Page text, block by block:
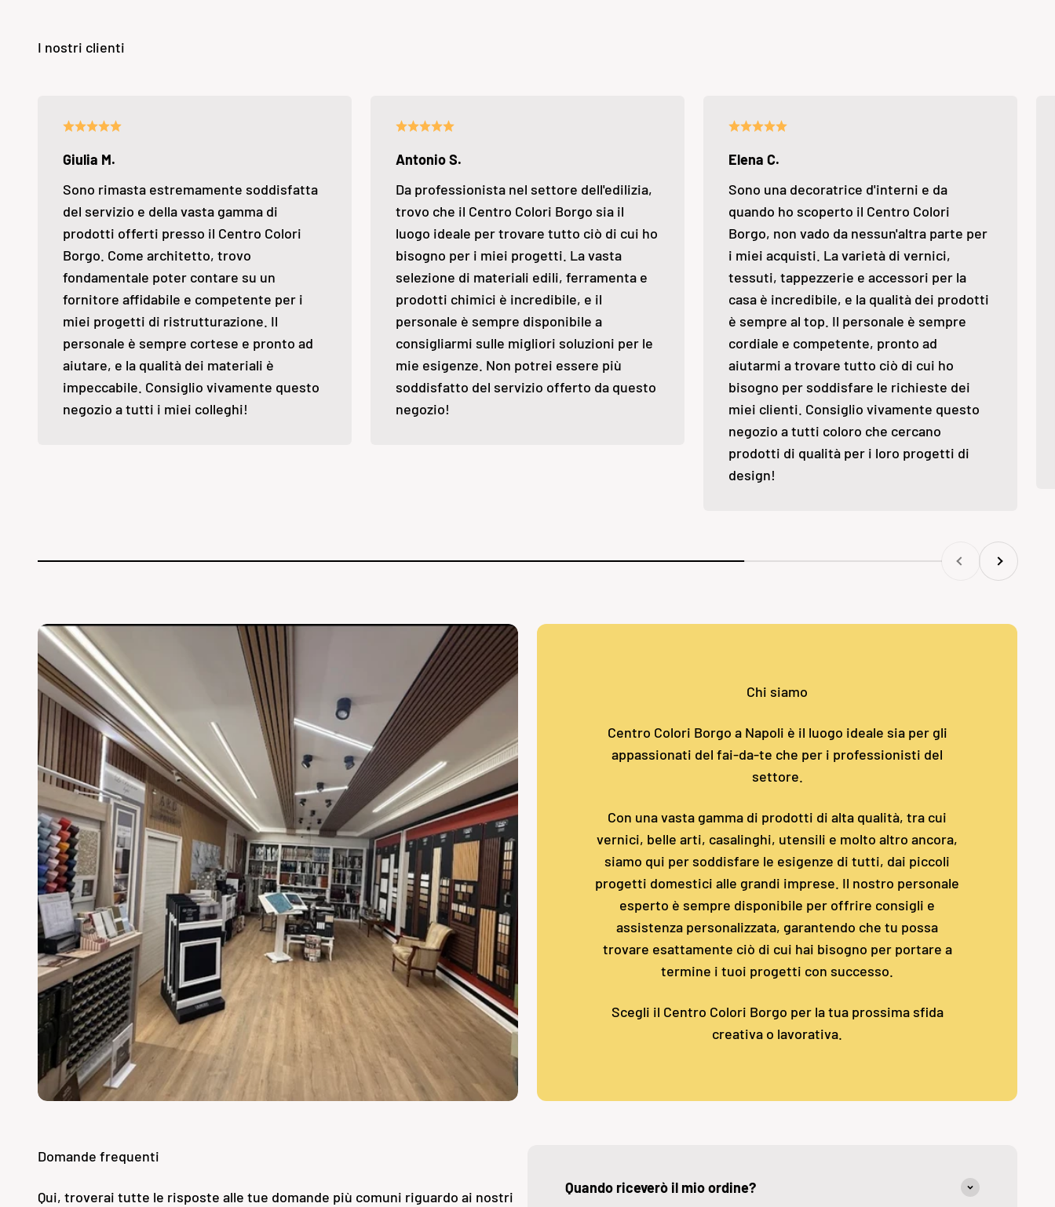
Giulia M.
Sono rimasta estremamente soddisfatta
del servizio e della vasta gamma di
prodotti offerti presso il Centro Colori
Borgo. Come architetto, trovo
fondamentale poter contare su un
fornitore affidabile e competente per i
miei progetti di ristrutturazione. Il
personale è sempre cortese e pronto ad
aiutare, e la qualità dei materiali è
impeccabile. Consiglio vivamente questo
negozio a tutti i miei colleghi!
Antonio S.
Da professionista nel settore dell'edilizia,
trovo che il Centro Colori Borgo sia il
luogo ideale per trovare tutto ciò di cui ho
bisogno per i miei progetti. La vasta
selezione di materiali edili, ferramenta e
prodotti chimici è incredibile, e il
personale è sempre disponibile a
consigliarmi sulle migliori soluzioni per le
mie esigenze. Non potrei essere più
soddisfatto del servizio offerto da questo
negozio!
Elena C.
Sono una decoratrice d'interni e da
quando ho scoperto il Centro Colori
Borgo, non vado da nessun'altra parte per
i miei acquisti. La varietà di vernici,
tessuti, tappezzerie e accessori per la
casa è incredibile, e la qualità dei prodotti
è sempre al top. Il personale è sempre
cordiale e competente, pronto ad
aiutarmi a trovare tutto ciò di cui ho
bisogno per soddisfare le richieste dei
miei clienti. Consiglio vivamente questo
negozio a tutti coloro che cercano
prodotti di qualità per i loro progetti di
design!
Precedente
Successivo
Chi siamo
Centro Colori Borgo a Napoli è il luogo ideale sia per gli
appassionati del fai-da-te che per i professionisti del
settore.
Con una vasta gamma di prodotti di alta qualità, tra cui
vernici, belle arti, casalinghi, utensili e molto altro ancora,
siamo qui per soddisfare le esigenze di tutti, dai piccoli
progetti domestici alle grandi imprese. Il nostro personale
esperto è sempre disponibile per offrire consigli e
assistenza personalizzata, garantendo che tu possa
trovare esattamente ciò di cui hai bisogno per portare a
termine i tuoi progetti con successo.
Scegli il Centro Colori Borgo per la tua prossima sfida
creativa o lavorativa.
Domande frequenti
Qui, troverai tutte le risposte alle tue domande più comuni riguardo ai nostri
Quando riceverò il mio ordine?